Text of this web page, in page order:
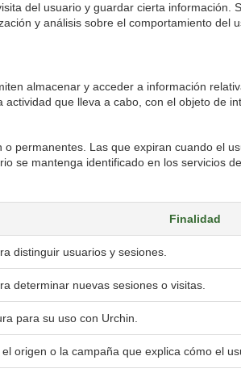
del usuario y guardar cierta información.
y análisis sobre el comportamiento del
almacenar y acceder a información
que lleva a cabo, con el objeto de
permanentes. Las que expiran cuando el
se mantenga identificado en los servicios
Finalidad
distinguir usuarios y sesiones.
determinar nuevas sesiones o visitas.
para su uso con Urchin.
origen o la campaña que explica cómo el